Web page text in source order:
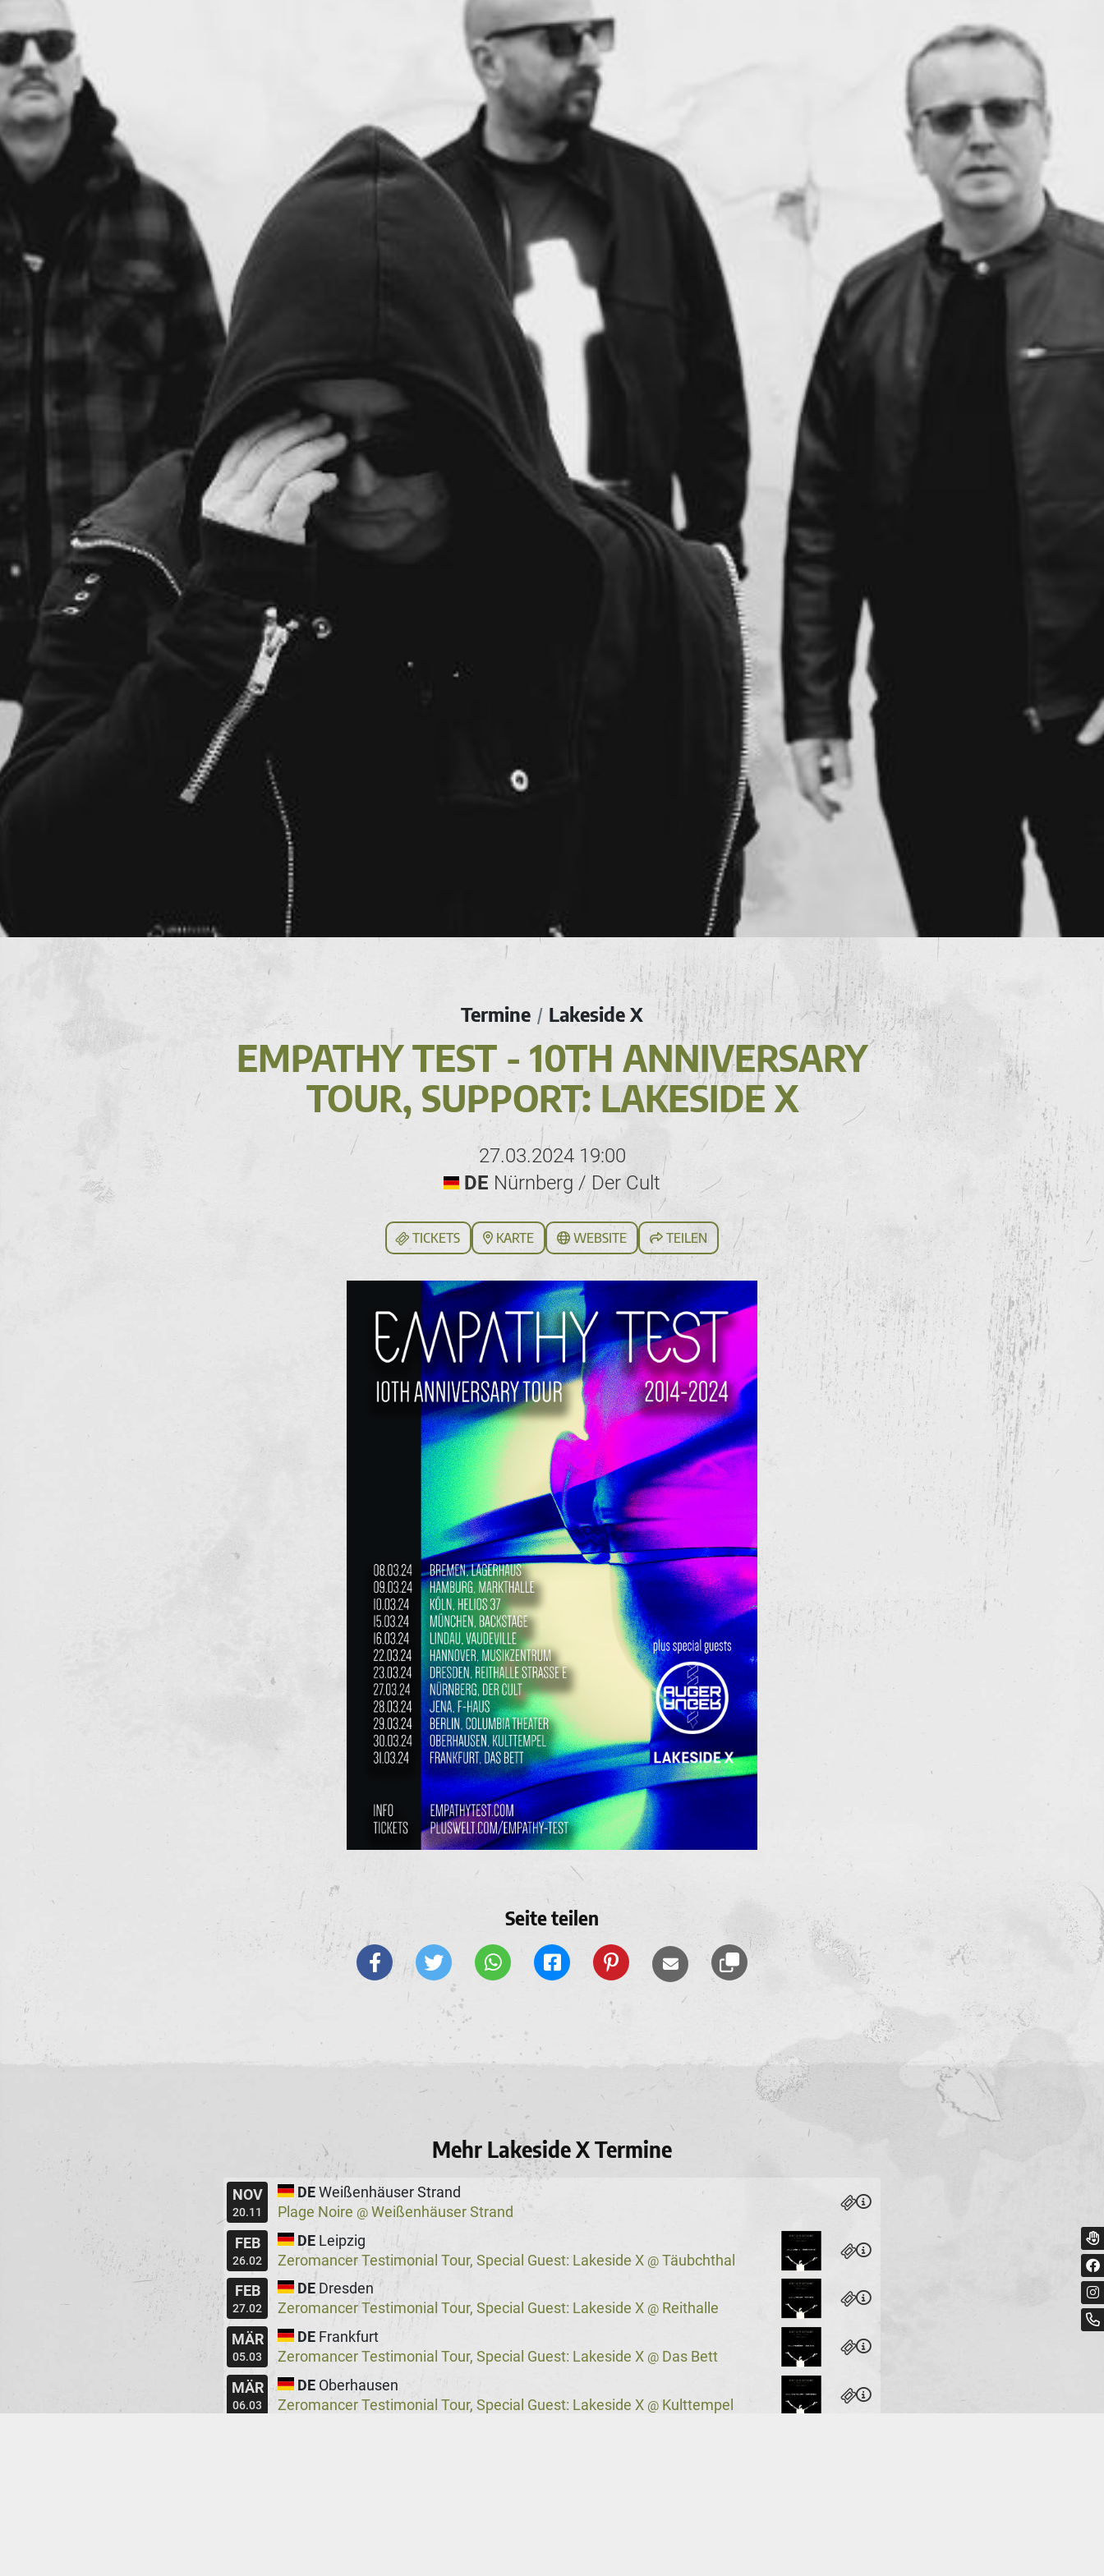
Termine / Lakeside X
EMPATHY TEST - 10TH ANNIVERSARY
TOUR, SUPPORT: LAKESIDE X
27.03.2024 19:00
DE Nürnberg / Der Cult
TICKETS KARTE WEBSITE TEILEN
Seite teilen
Mehr Lakeside X Termine
NOV
20.11
DE Weißenhäuser Strand
Plage Noire @ Weißenhäuser Strand
FEB
26.02
DE Leipzig
Zeromancer Testimonial Tour, Special Guest: Lakeside X @ Täubchthal
FEB
27.02
DE Dresden
Zeromancer Testimonial Tour, Special Guest: Lakeside X @ Reithalle
MÄR
05.03
DE Frankfurt
Zeromancer Testimonial Tour, Special Guest: Lakeside X @ Das Bett
MÄR
06.03
DE Oberhausen
Zeromancer Testimonial Tour, Special Guest: Lakeside X @ Kulttempel